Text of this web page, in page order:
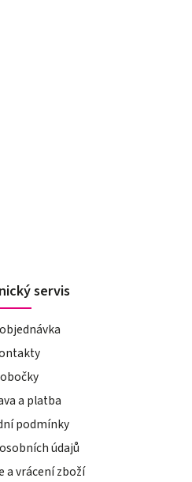
servis
a platba
podmínky
údajů
a vrácení zboží